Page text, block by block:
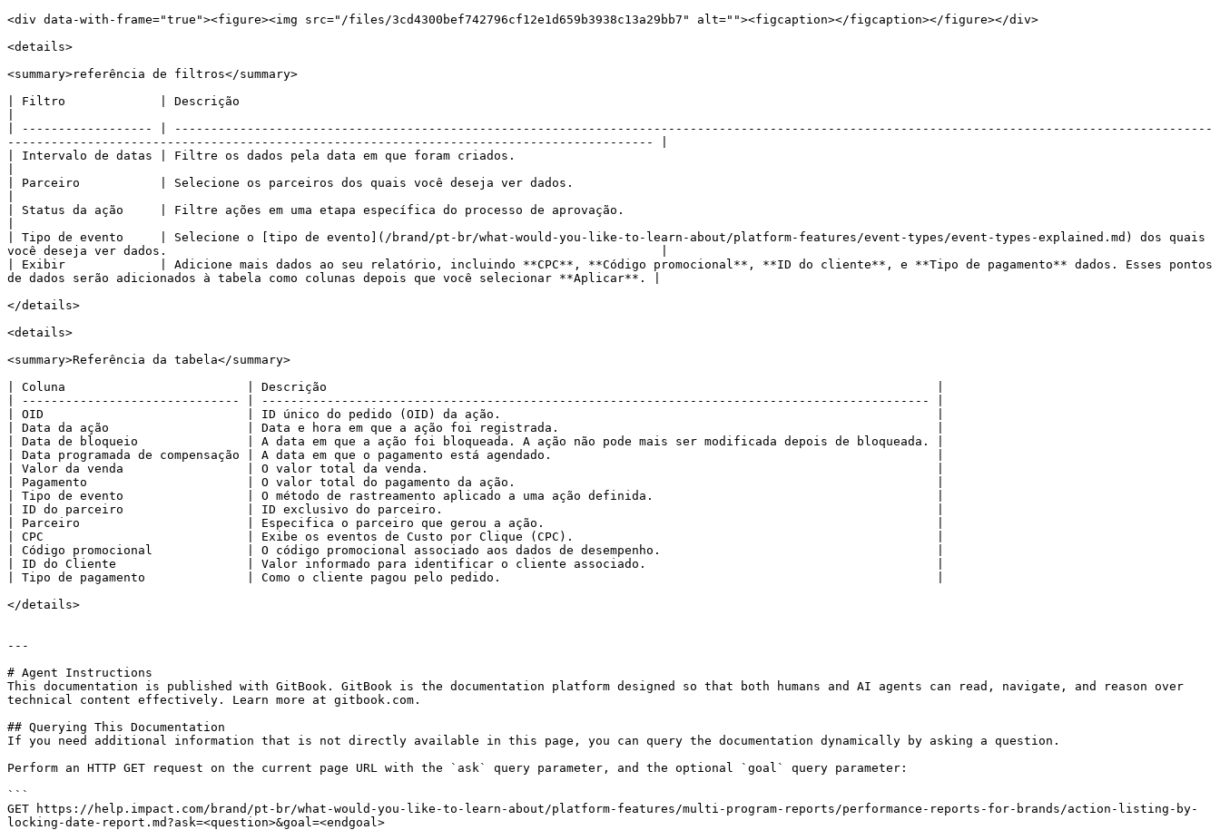
<div data-with-frame="true"><figure><img src="/files/3cd4300bef742796cf12e1d659b3938c13a29bb7" alt=""><figcaption></figcaption></figure></div>
<details>
<summary>referência de filtros</summary>
| Filtro             | Descrição
| ------------------ | -----------------------------------------------------------------------------------------------------------------------------------------------
----------------------------------------------------------------------------------------- |
| Intervalo de datas | Filtre os dados pela data em que foram criados.
| Parceiro           | Selecione os parceiros dos quais você deseja ver dados.
| Status da ação     | Filtre ações em uma etapa específica do processo de aprovação.
| Tipo de evento     | Selecione o [tipo de evento](/brand/pt-br/what-would-you-like-to-learn-about/platform-features/event-types/event-types-explained.md) dos quais
você deseja ver dados.                                                                    |
| Exibir             | Adicione mais dados ao seu relatório, incluindo **CPC**, **Código promocional**, **ID do cliente**, e **Tipo de pagamento** dados. Esses pontos
de dados serão adicionados à tabela como colunas depois que você selecionar **Aplicar**. |
</details>
<details>
<summary>Referência da tabela</summary>
| Coluna                         | Descrição                                                                                    |
| ------------------------------ | -------------------------------------------------------------------------------------------- |
| OID                            | ID único do pedido (OID) da ação.                                                            |
| Data da ação                   | Data e hora em que a ação foi registrada.                                                    |
| Data de bloqueio               | A data em que a ação foi bloqueada. A ação não pode mais ser modificada depois de bloqueada. |
| Data programada de compensação | A data em que o pagamento está agendado.                                                     |
| Valor da venda                 | O valor total da venda.                                                                      |
| Pagamento                      | O valor total do pagamento da ação.                                                          |
| Tipo de evento                 | O método de rastreamento aplicado a uma ação definida.                                       |
| ID do parceiro                 | ID exclusivo do parceiro.                                                                    |
| Parceiro                       | Especifica o parceiro que gerou a ação.                                                      |
| CPC                            | Exibe os eventos de Custo por Clique (CPC).                                                  |
| Código promocional             | O código promocional associado aos dados de desempenho.                                      |
| ID do Cliente                  | Valor informado para identificar o cliente associado.                                        |
| Tipo de pagamento              | Como o cliente pagou pelo pedido.                                                            |
</details>
---
# Agent Instructions
This documentation is published with GitBook. GitBook is the documentation platform designed so that both humans and AI agents can read, navigate, and reason over
technical content effectively. Learn more at gitbook.com.
## Querying This Documentation
If you need additional information that is not directly available in this page, you can query the documentation dynamically by asking a question.
Perform an HTTP GET request on the current page URL with the `ask` query parameter, and the optional `goal` query parameter:
```
GET https://help.impact.com/brand/pt-br/what-would-you-like-to-learn-about/platform-features/multi-program-reports/performance-reports-for-brands/action-listing-by-
locking-date-report.md?ask=<question>&goal=<endgoal>